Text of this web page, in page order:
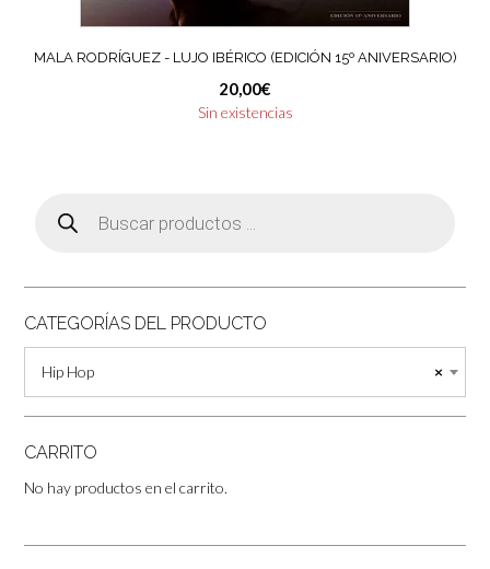
MALA RODRÍGUEZ ‎- LUJO IBÉRICO (EDICIÓN 15º ANIVERSARIO)
20,00€
Sin existencias
productos
CATEGORÍAS DEL PRODUCTO
×
Hip Hop
CARRITO
No hay productos en el carrito.